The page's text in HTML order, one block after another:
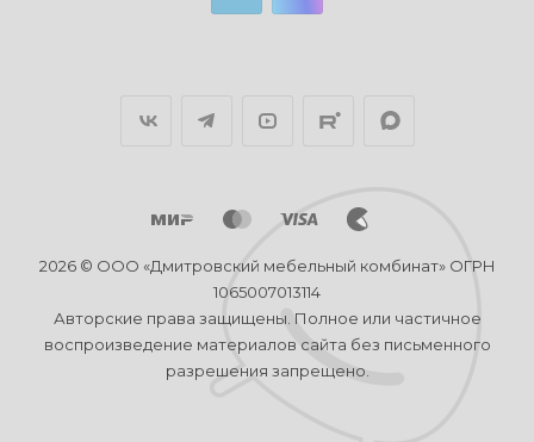
2026 © ООО «Дмитровский мебельный комбинат» ОГРН
1065007013114
Авторские права защищены. Полное или частичное
воспроизведение материалов сайта без письменного
разрешения запрещено.